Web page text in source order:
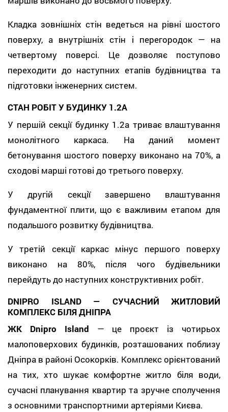
Кладка зовнішніх стін ведеться на рівні шостого
поверху, а внутрішніх стін і перегородок — на
четвертому поверсі. Це дозволяє поступово
переходити до наступних етапів будівництва та
підготовки інженерних систем.
СТАН РОБІТ У БУДИНКУ 1.2А
У першій секції будинку 1.2а триває влаштування
монолітного каркаса. На даний момент
бетонування шостого поверху виконано на 70%, а
сходові марші готові до третього поверху.
У другій секції завершено влаштування
фундаментної плити, що є важливим етапом для
подальшого розвитку будівництва.
У третій секції каркас мінус першого поверху
виконано на 80%, після чого будівельники
перейдуть до наступних конструктивних робіт.
DNIPRO ISLAND — СУЧАСНИЙ ЖИТЛОВИЙ
КОМПЛЕКС БІЛЯ ДНІПРА
ЖК Dnipro Island — це проєкт із чотирьох
малоповерхових будинків, розташованих поблизу
Дніпра в районі Осокорків. Комплекс орієнтований
на тих, хто шукає комфортне житло біля води,
сучасні планування квартир та зручне сполучення
з основними транспортними артеріями Києва.